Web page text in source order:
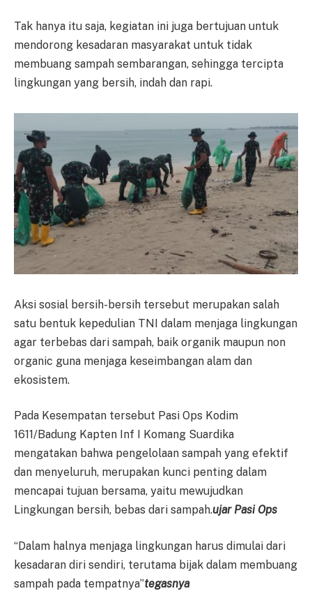
Tak hanya itu saja, kegiatan ini juga bertujuan untuk
mendorong kesadaran masyarakat untuk tidak
membuang sampah sembarangan, sehingga tercipta
lingkungan yang bersih, indah dan rapi.
Aksi sosial bersih-bersih tersebut merupakan salah
satu bentuk kepedulian TNI dalam menjaga lingkungan
agar terbebas dari sampah, baik organik maupun non
organic guna menjaga keseimbangan alam dan
ekosistem.
Pada Kesempatan tersebut Pasi Ops Kodim
1611/Badung Kapten Inf I Komang Suardika
mengatakan bahwa pengelolaan sampah yang efektif
dan menyeluruh, merupakan kunci penting dalam
mencapai tujuan bersama, yaitu mewujudkan
Lingkungan bersih, bebas dari sampah.ujar Pasi Ops
“Dalam halnya menjaga lingkungan harus dimulai dari
kesadaran diri sendiri, terutama bijak dalam membuang
sampah pada tempatnya”tegasnya